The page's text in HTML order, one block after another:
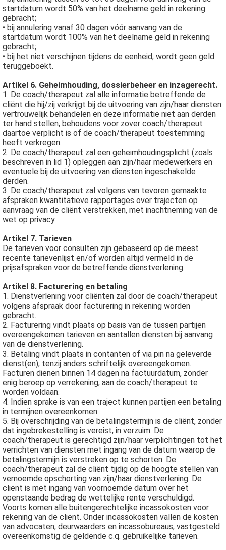
startdatum wordt 50% van het deelname geld in rekening
gebracht;
• bij annulering vanaf 30 dagen vóór aanvang van de
startdatum wordt 100% van het deelname geld in rekening
gebracht;
• bij het niet verschijnen tijdens de eenheid, wordt geen geld
teruggeboekt.
Artikel 6. Geheimhouding, dossierbeheer en inzagerecht.
1. De coach/therapeut zal alle informatie betreffende de
cliënt die hij/zij verkrijgt bij de uitvoering van zijn/haar diensten
vertrouwelijk behandelen en deze informatie niet aan derden
ter hand stellen, behoudens voor zover coach/therapeut
daartoe verplicht is of de coach/therapeut toestemming
heeft verkregen.
2. De coach/therapeut zal een geheimhoudingsplicht (zoals
beschreven in lid 1) opleggen aan zijn/haar medewerkers en
eventuele bij de uitvoering van diensten ingeschakelde
derden.
3. De coach/therapeut zal volgens van tevoren gemaakte
afspraken kwantitatieve rapportages over trajecten op
aanvraag van de cliënt verstrekken, met inachtneming van de
wet op privacy.
Artikel 7. Tarieven
De tarieven voor consulten zijn gebaseerd op de meest
recente tarievenlijst en/of worden altijd vermeld in de
prijsafspraken voor de betreffende dienstverlening.
Artikel 8. Facturering en betaling
1. Dienstverlening voor cliënten zal door de coach/therapeut
volgens afspraak door facturering in rekening worden
gebracht.
2. Facturering vindt plaats op basis van de tussen partijen
overeengekomen tarieven en aantallen diensten bij aanvang
van de dienstverlening.
3. Betaling vindt plaats in contanten of via pin na geleverde
dienst(en), tenzij anders schriftelijk overeengekomen.
Facturen dienen binnen 14 dagen na factuurdatum, zonder
enig beroep op verrekening, aan de coach/therapeut te
worden voldaan.
4. Indien sprake is van een traject kunnen partijen een betaling
in termijnen overeenkomen.
5. Bij overschrijding van de betalingstermijn is de cliënt, zonder
dat ingebrekestelling is vereist, in verzuim. De
coach/therapeut is gerechtigd zijn/haar verplichtingen tot het
verrichten van diensten met ingang van de datum waarop de
betalingstermijn is verstreken op te schorten. De
coach/therapeut zal de cliënt tijdig op de hoogte stellen van
vernoemde opschorting van zijn/haar dienstverlening. De
cliënt is met ingang van voornoemde datum over het
openstaande bedrag de wettelijke rente verschuldigd.
Voorts komen alle buitengerechtelijke incassokosten voor
rekening van de cliënt. Onder incassokosten vallen de kosten
van advocaten, deurwaarders en incassobureaus, vastgesteld
overeenkomstig de geldende c.q. gebruikelijke tarieven.